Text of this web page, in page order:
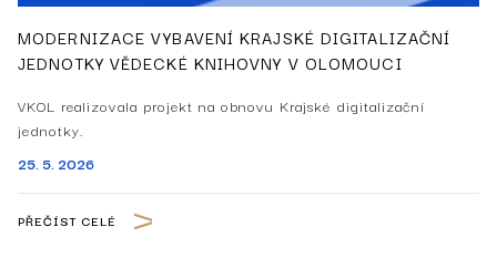
MODERNIZACE VYBAVENÍ KRAJSKÉ DIGITALIZAČNÍ
JEDNOTKY VĚDECKÉ KNIHOVNY V OLOMOUCI
VKOL realizovala projekt na obnovu Krajské digitalizační
jednotky.
25. 5. 2026
PŘEČÍST CELÉ